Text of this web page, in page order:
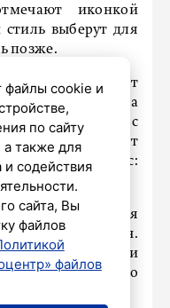
иконкой
выберут для
позже.
создают
Внутри состава
для пассажиров с
– выдадут
ждёт бонус:
двухпутная
до 400 км/ч.
Москвой и
минут – вместо
файлы cookie и
по сайту
также для
и содействия
сайта, Вы
файлов
файлов